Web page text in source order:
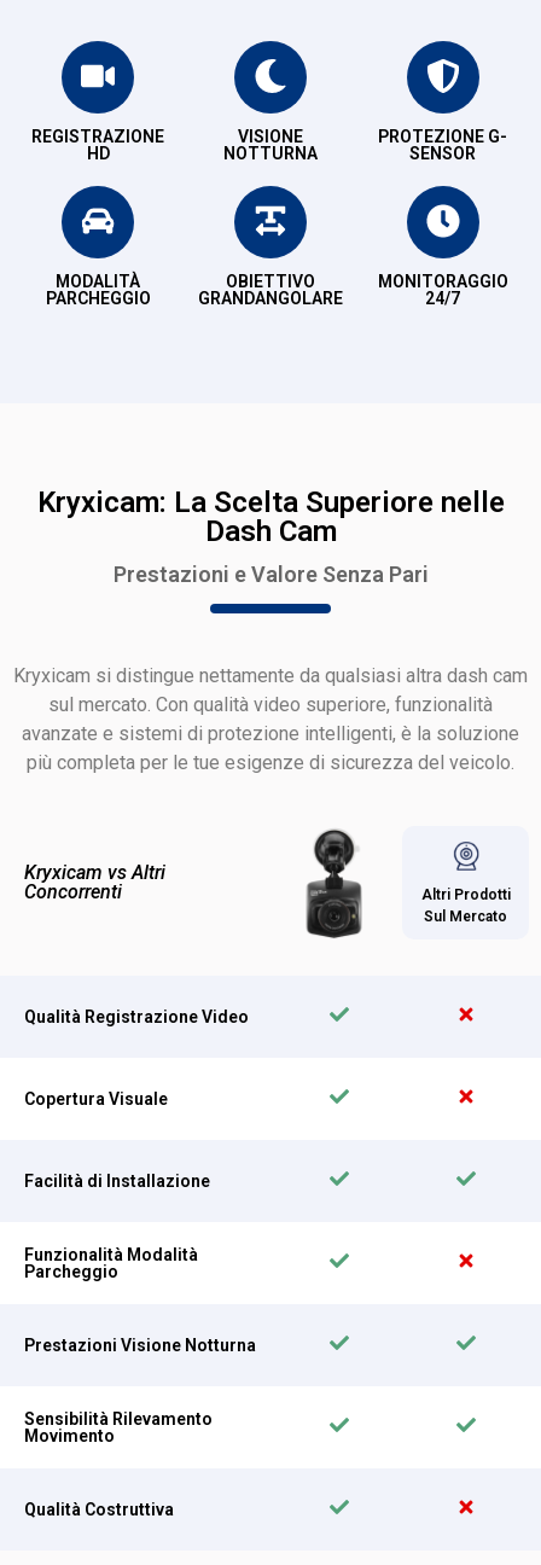
REGISTRAZIONE
HD
VISIONE
NOTTURNA
PROTEZIONE G-
SENSOR
MODALITÀ
PARCHEGGIO
OBIETTIVO
GRANDANGOLARE
MONITORAGGIO
24/7
Kryxicam: La Scelta Superiore nelle
Dash Cam
Prestazioni e Valore Senza Pari
Kryxicam si distingue nettamente da qualsiasi altra dash cam
sul mercato. Con qualità video superiore, funzionalità
avanzate e sistemi di protezione intelligenti, è la soluzione
più completa per le tue esigenze di sicurezza del veicolo.
Kryxicam vs Altri
Concorrenti
Altri Prodotti
Sul Mercato
Qualità Registrazione Video
Copertura Visuale
Facilità di Installazione
Funzionalità Modalità
Parcheggio
Prestazioni Visione Notturna
Sensibilità Rilevamento
Movimento
Qualità Costruttiva